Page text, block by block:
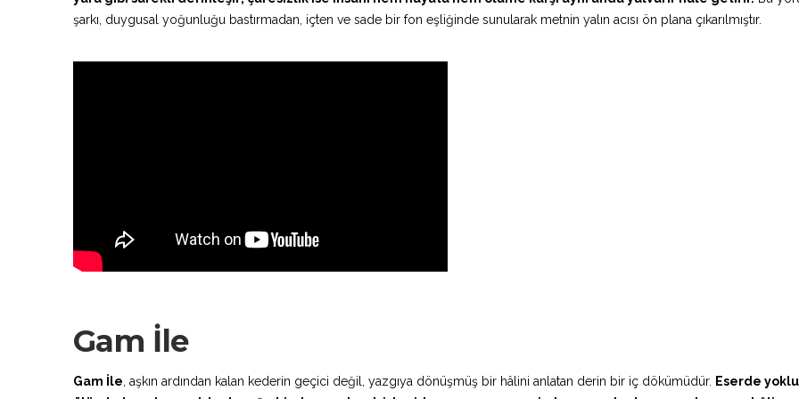
şarkı, duygusal yoğunluğu bastırmadan, içten ve sade bir fon eşliğinde sunularak metnin yalın acısı ön plana çıkarılmıştır.
Gam İle
Gam İle , aşkın ardından kalan kederin geçici değil, yazgıya dönüşmüş bir hâlini anlatan derin bir iç dökümüdür. Eserde